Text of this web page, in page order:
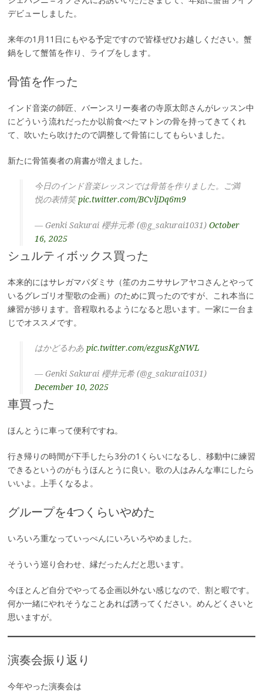
デビューしました。
来年の1月11日にもやる予定ですので皆様ぜひお越しください。蟹
鍋をして蟹笛を作り、ライブをします。
骨笛を作った
インド音楽の師匠、バーンスリー奏者の寺原太郎さんがレッスン中
にどういう流れだったか以前食べたマトンの骨を持ってきてくれ
て、吹いたら吹けたので調整して骨笛にしてもらいました。
新たに骨笛奏者の肩書が増えました。
今日のインド音楽レッスンでは骨笛を作りました。ご満
悦の表情笑pic.twitter.com/BCvljDq6m9
— Genki Sakurai 櫻井元希 (@g_sakurai1031) October
16, 2025
シュルティボックス買った
本来的にはサレガマパダミサ（笙のカニササレアヤコさんとやって
いるグレゴリオ聖歌の企画）のために買ったのですが、これ本当に
練習が捗ります。音程取れるようになると思います。一家に一台ま
じでオススメです。
はかどるわあ pic.twitter.com/ezgusKgNWL
— Genki Sakurai 櫻井元希 (@g_sakurai1031)
December 10, 2025
車買った
ほんとうに車って便利ですね。
行き帰りの時間が下手したら3分の1くらいになるし、移動中に練習
できるというのがもうほんとうに良い。歌の人はみんな車にしたら
いいよ。上手くなるよ。
グループを4つくらいやめた
いろいろ重なっていっぺんにいろいろやめました。
そういう巡り合わせ、縁だったんだと思います。
今ほとんど自分でやってる企画以外ない感じなので、割と暇です。
何か一緒にやれそうなことあれば誘ってください。めんどくさいと
思いますが。
演奏会振り返り
今年やった演奏会は